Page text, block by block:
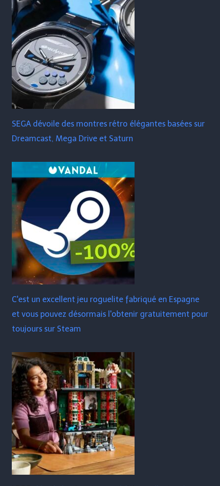
SEGA dévoile des montres rétro élégantes basées sur
Dreamcast, Mega Drive et Saturn
C'est un excellent jeu roguelite fabriqué en Espagne
et vous pouvez désormais l'obtenir gratuitement pour
toujours sur Steam